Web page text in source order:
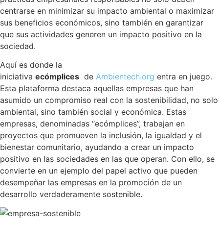
centrarse en minimizar su impacto ambiental o maximizar
sus beneficios económicos, sino también en garantizar
que sus actividades generen un impacto positivo en la
sociedad.
Aquí es donde la
iniciativa ecómplices de Ambientech.org entra en juego.
Esta plataforma destaca aquellas empresas que han
asumido un compromiso real con la sostenibilidad, no solo
ambiental, sino también social y económica. Estas
empresas, denominadas “ecómplices”, trabajan en
proyectos que promueven la inclusión, la igualdad y el
bienestar comunitario, ayudando a crear un impacto
positivo en las sociedades en las que operan. Con ello, se
convierte en un ejemplo del papel activo que pueden
desempeñar las empresas en la promoción de un
desarrollo verdaderamente sostenible.